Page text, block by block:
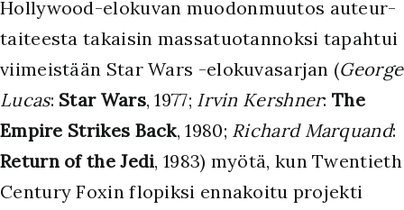
Hollywood-elokuvan muodonmuutos auteur-
taiteesta takaisin massatuotannoksi tapahtui
viimeistään Star Wars -elokuvasarjan (George
Lucas: Star Wars, 1977; Irvin Kershner:The
Empire Strikes Back, 1980; Richard Marquand:
Return of the Jedi, 1983) myötä, kun Twentieth
Century Foxin flopiksi ennakoitu projekti